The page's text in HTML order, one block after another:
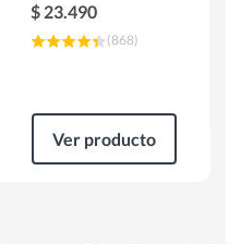
$ 23.490
(868)
Ver producto